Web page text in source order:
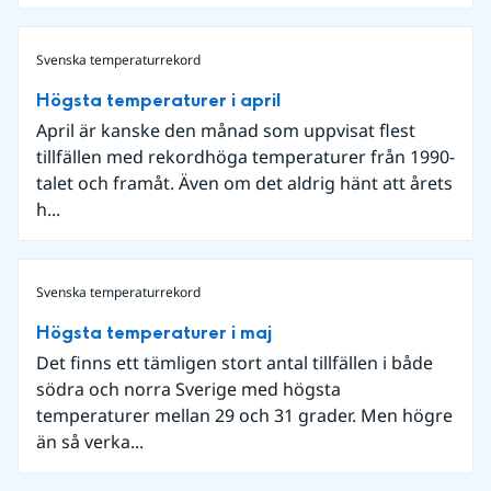
Svenska temperaturrekord
Högsta temperaturer i april
April är kanske den månad som uppvisat flest
tillfällen med rekordhöga temperaturer från 1990-
talet och framåt. Även om det aldrig hänt att årets
h...
Svenska temperaturrekord
Högsta temperaturer i maj
Det finns ett tämligen stort antal tillfällen i både
södra och norra Sverige med högsta
temperaturer mellan 29 och 31 grader. Men högre
än så verka...